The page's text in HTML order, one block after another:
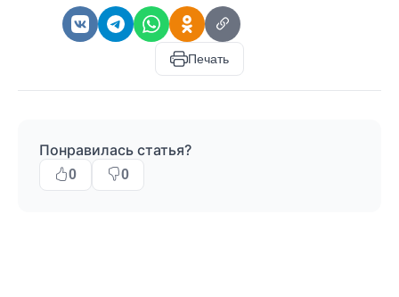
Печать
Понравилась статья?
0 0